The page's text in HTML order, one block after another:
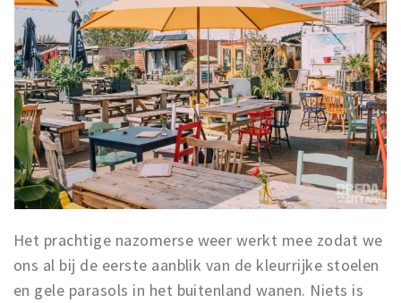
Uitjes & activiteiten
Studentenroutes
Natuurgebieden
Party pics
Eten
Drinken
Slapen
Recreatief
Winkels
Winkelgebieden
Het prachtige nazomerse weer werkt mee zodat we
ons al bij de eerste aanblik van de kleurrijke stoelen
en gele parasols in het buitenland wanen. Niets is